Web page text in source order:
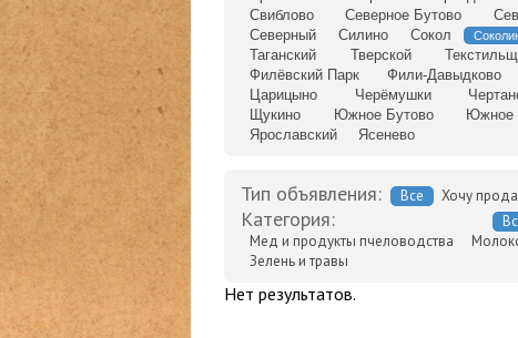
Свиблово
Северное Бутово
Северный
Силино Сокол
Таганский
Тверской
Филёвский Парк
Фили-Давыдково
Царицыно
Черёмушки
Щукино
Южное Бутово Южное
Ярославский
Ясенево
Тип объявления: Все Хочу
Категория:
Мед и продукты пчеловодства
Зелень и травы
Нет результатов.